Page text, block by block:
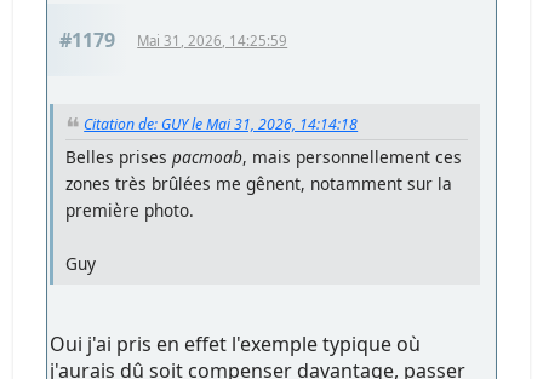
#1179 Mai 31, 2026, 14:25:59
Citation de: GUY le Mai 31, 2026, 14:14:18
Belles prisespacmoab, mais personnellement ces
zones très brûlées me gênent, notamment sur la
première photo.
Guy
Oui j'ai pris en effet l'exemple typique où
j'aurais dû soit compenser davantage, passer